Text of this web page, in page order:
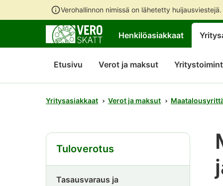
Verohallinnon nimissä on lähetetty huijausviestejä.
Henkilöasiakkaat
Etusivu Verot ja maksut
Yritysasiakkaat Verot ja maksut
Tuloverotus
Tasausvaraus ja